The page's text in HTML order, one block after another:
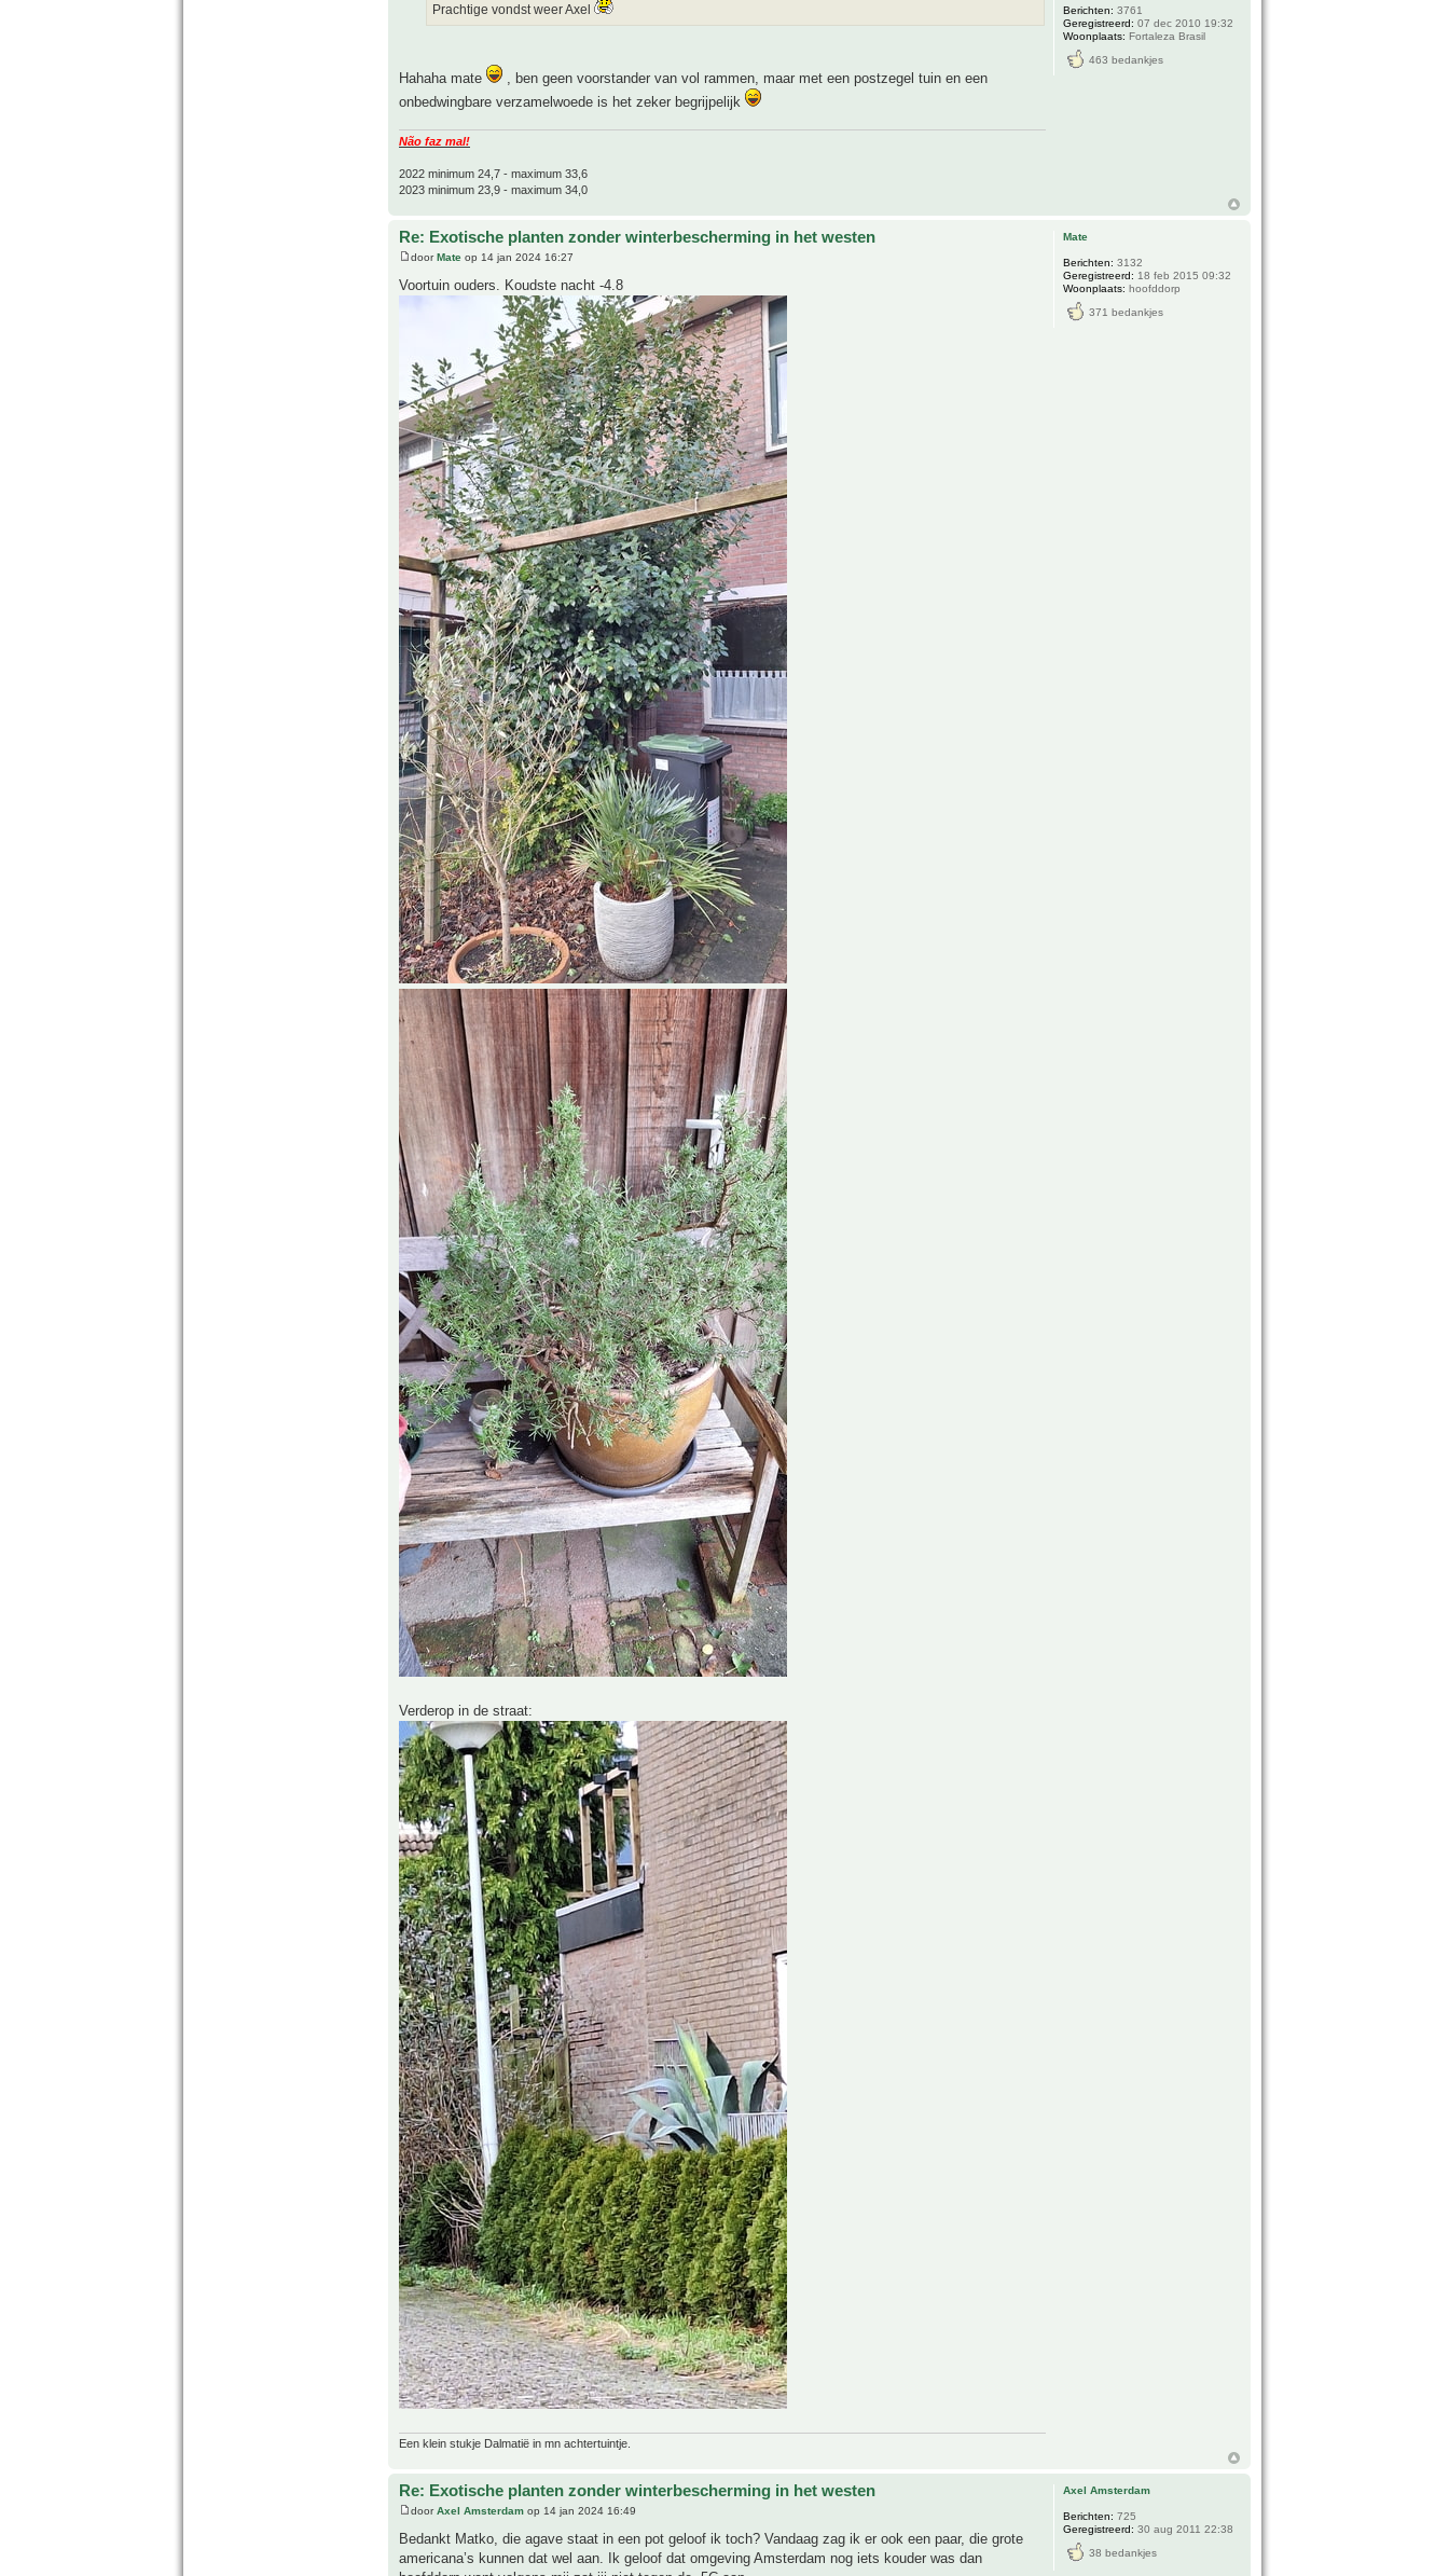
Prachtige vondst weer Axel
Hahaha mate
, ben geen voorstander van vol rammen, maar met een postzegel tuin en een
onbedwingbare verzamelwoede is het zeker begrijpelijk
Não faz mal!
2022 minimum 24,7 - maximum 33,6
2023 minimum 23,9 - maximum 34,0
Berichten: 3761
Geregistreerd: 07 dec 2010 19:32
Woonplaats: Fortaleza Brasil
463 bedankjes
Re: Exotische planten zonder winterbescherming in het westen
doorMate op 14 jan 2024 16:27
Voortuin ouders. Koudste nacht -4.8
Verderop in de straat:
Een klein stukje Dalmatië in mn achtertuintje.
Mate
Berichten: 3132
Geregistreerd: 18 feb 2015 09:32
Woonplaats: hoofddorp
371 bedankjes
Re: Exotische planten zonder winterbescherming in het westen
doorAxel Amsterdam op 14 jan 2024 16:49
Bedankt Matko, die agave staat in een pot geloof ik toch? Vandaag zag ik er ook een paar, die grote
americana’s kunnen dat wel aan. Ik geloof dat omgeving Amsterdam nog iets kouder was dan
Axel Amsterdam
Berichten: 725
Geregistreerd: 30 aug 2011 22:38
38 bedankjes